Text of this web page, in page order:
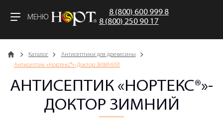
МЕНЮ
8 (800) 600 999 8
8 (800) 250 90 17
Главная Каталог
Антисептики для древесины
Антисептик «Нортекс®»-Доктор ЗИМНИЙ
АНТИСЕПТИК «НОРТЕКС®»-
ДОКТОР ЗИМНИЙ